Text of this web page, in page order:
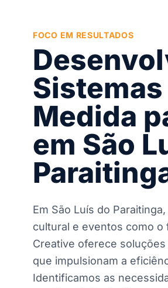
FOCO EM RESULTADOS
Medida
em São
Em São Luís do
cultural e eventos como o
Creative oferece soluções
que impulsionam a
Identificamos as